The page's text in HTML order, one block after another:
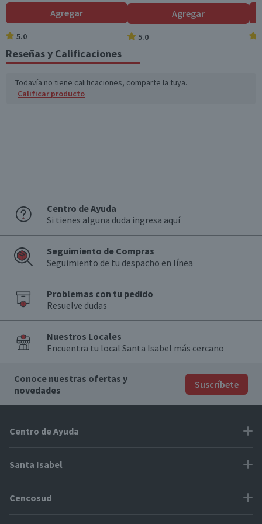
Hidratos de Carbon
o disponibles (g)
56 9,4
Azúcares totales
(g)
*Ingesta de referencia de un adulto promedio (8400 kj / 2000 kcal)
Agregar
5.0
Agregar
5.0
Reseñas y Calificaciones
Todavía no tiene calificaciones, comparte la tuya.
Calificar producto
Centro de Ayuda
Si tienes alguna duda ingresa aquí
Seguimiento de Compras
Seguimiento de tu despacho en línea
Problemas con tu pedido
Resuelve dudas
Nuestros Locales
Encuentra tu local Santa Isabel más cercano
Conoce nuestras ofertas y
novedades
Suscríbete
Centro de Ayuda
Problemas con tu pedido
Cómo modificar mis datos
Santa Isabel
Proveedores
Cencosud